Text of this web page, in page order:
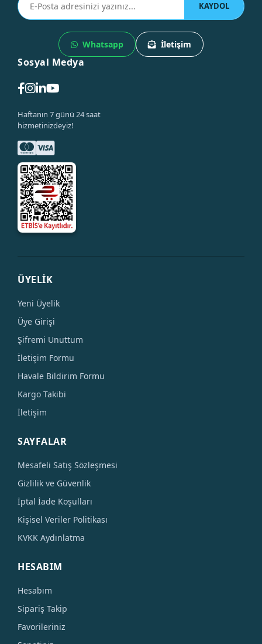
KAYDOL
Whatsapp İletişim
Sosyal Medya
Haftanın 7 günü 24 saat
hizmetinizdeyiz!
ÜYELİK
Yeni Üyelik
Üye Girişi
Şifremi Unuttum
İletişim Formu
Havale Bildirim Formu
Kargo Takibi
İletişim
SAYFALAR
Mesafeli Satış Sözleşmesi
Gizlilik ve Güvenlik
İptal İade Koşulları
Kişisel Veriler Politikası
KVKK Aydınlatma
HESABIM
Hesabım
Sipariş Takip
Favorileriniz